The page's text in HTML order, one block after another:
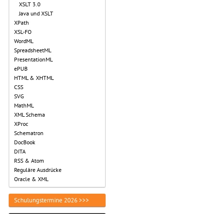
XSLT 3.0
Java und XSLT
XPath
XSL-FO
WordML
SpreadsheetML
PresentationML
ePUB
HTML & XHTML
CSS
SVG
MathML
XML Schema
XProc
Schematron
DocBook
DITA
RSS & Atom
Reguläre Ausdrücke
Oracle & XML
Schulungstermine 2026 >>>